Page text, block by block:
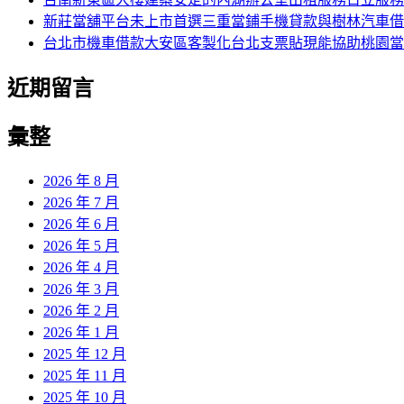
新莊當舖平台未上市首選三重當鋪手機貸款與樹林汽車
台北市機車借款大安區客製化台北支票貼現能協助桃園
近期留言
彙整
2026 年 8 月
2026 年 7 月
2026 年 6 月
2026 年 5 月
2026 年 4 月
2026 年 3 月
2026 年 2 月
2026 年 1 月
2025 年 12 月
2025 年 11 月
2025 年 10 月